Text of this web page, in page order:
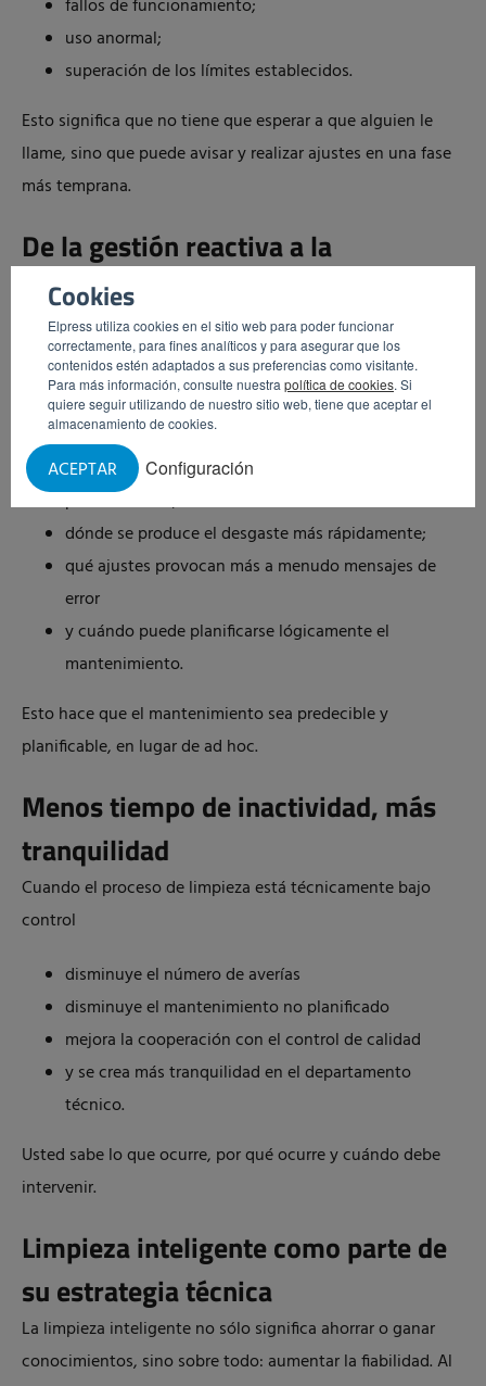
Cookies
Elpress utiliza cookies en el sitio web para poder funcionar
correctamente, para fines analíticos y para asegurar que los
contenidos estén adaptados a sus preferencias como visitante.
Para más información, consulte nuestra política de cookies. Si
quiere seguir utilizando de nuestro sitio web, tiene que aceptar el
almacenamiento de cookies.
Configuración
ACEPTAR
fallos de funcionamiento;
uso anormal;
superación de los límites establecidos.
Esto significa que no tiene que esperar a que alguien le
llame, sino que puede avisar y realizar ajustes en una fase
más temprana.
De la gestión reactiva a la
preventiva
La diferencia está en la forma de trabajar: de reaccionar
ante los incidentes a dirigir por patrones.
Con los datos, puede ver antes
qué puntos de suministro son estructuralmente
problemáticos;
dónde se produce el desgaste más rápidamente;
qué ajustes provocan más a menudo mensajes de
error
y cuándo puede planificarse lógicamente el
mantenimiento.
Esto hace que el mantenimiento sea predecible y
planificable, en lugar de ad hoc.
Menos tiempo de inactividad, más
tranquilidad
Cuando el proceso de limpieza está técnicamente bajo
control
disminuye el número de averías
disminuye el mantenimiento no planificado
mejora la cooperación con el control de calidad
y se crea más tranquilidad en el departamento
técnico.
Usted sabe lo que ocurre, por qué ocurre y cuándo debe
intervenir.
Limpieza inteligente como parte de
su estrategia técnica
La limpieza inteligente no sólo significa ahorrar o ganar
conocimientos, sino sobre todo: aumentar la fiabilidad. Al